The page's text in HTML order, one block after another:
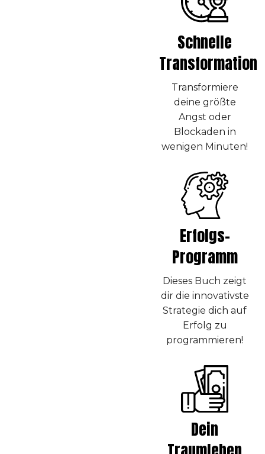
Schnelle
Transformation
Transformiere
deine größte
Angst oder
Blockaden in
wenigen Minuten!
Erfolgs-
Programm
Dieses Buch zeigt
dir die innovativste
Strategie dich auf
Erfolg zu
programmieren!
Dein